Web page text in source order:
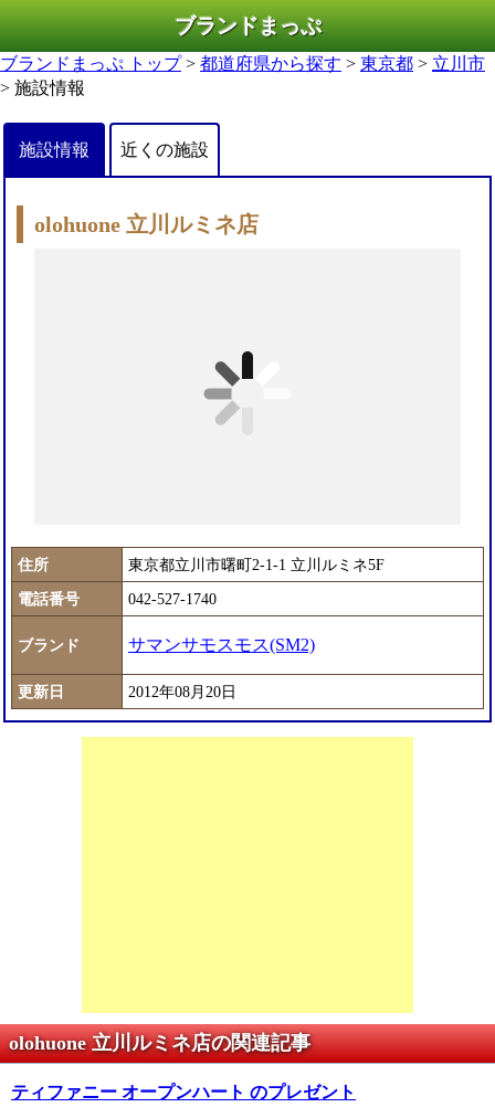
ブランドまっぷ
ブランドまっぷ トップ> 都道府県から探す > 東京都 > 立川市
> 施設情報
施設情報 近くの施設
olohuone 立川ルミネ店
住所
東京都立川市曙町2-1-1 立川ルミネ5F
電話番号
042-527-1740
ブランド サマンサモスモス(SM2)
更新日 2012年08月20日
olohuone 立川ルミネ店の関連記事
ティファニー オープンハート のプレゼント